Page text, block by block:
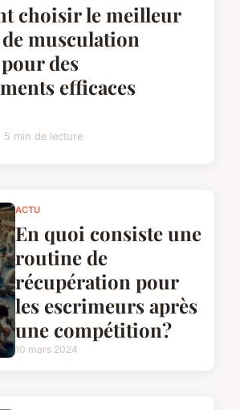
choisir le meilleur
musculation
des
efficaces
5 min de lecture
ACTU
En quoi consiste une
routine de
récupération pour
les escrimeurs après
une compétition?
10 mars 2024